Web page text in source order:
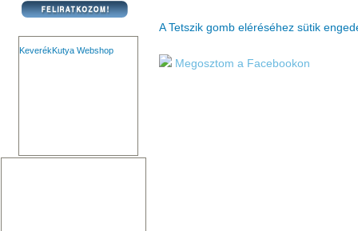
KeverékKutya Webshop
A Tetszik gomb eléréséhez sütik
Megosztom a Facebookon